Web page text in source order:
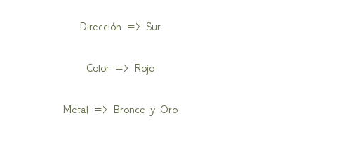
Dirección => Sur
Color => Rojo
Metal => Bronce y Oro